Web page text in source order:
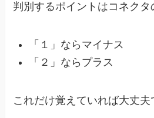
判別するポイントはコネクタ
「１」ならマイナス
「２」ならプラス
これだけ覚えていれば大丈夫